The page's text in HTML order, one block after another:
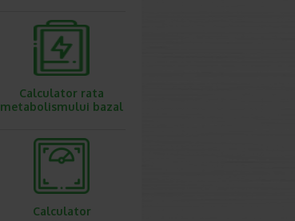
Calculator rata
metabolismului bazal
Calculator